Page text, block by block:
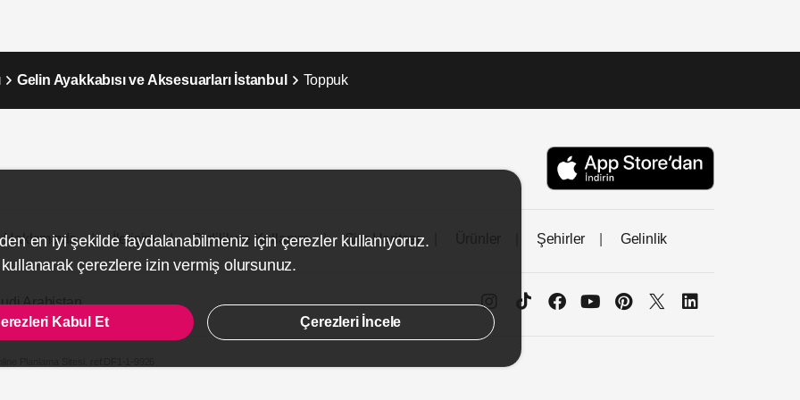
Gelin Ayakkabısı ve Aksesuarları İstanbul Toppuk
Hakkımızda İletişim Gizlilik ve Kullanım Site Haritası Şehirler Gelinlik
Arabistan
Planlama Sitesi.
en iyi şekilde faydalanabilmeniz için çerezler kullanıyoruz.
çerezlere izin vermiş olursunuz.
Kabul Et Çerezleri İncele